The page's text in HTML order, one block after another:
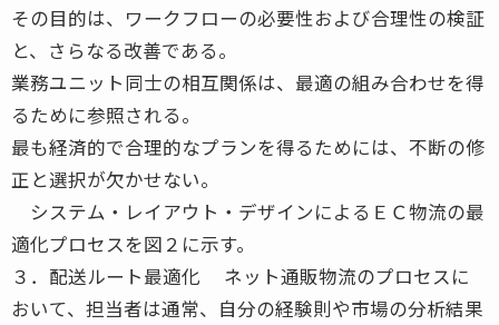
その目的は、ワークフローの必要性および合理性の検証
と、さらなる改善である。
業務ユニット同士の相互関係は、最適の組み合わせを得
るために参照される。
最も経済的で合理的なプランを得るためには、不断の修
正と選択が欠かせない。
システム・レイアウト・デザインによるＥＣ物流の最
適化プロセスを図２に示す。
３．配送ルート最適化 ネット通販物流のプロセスに
おいて、担当者は通常、自分の経験則や市場の分析結果